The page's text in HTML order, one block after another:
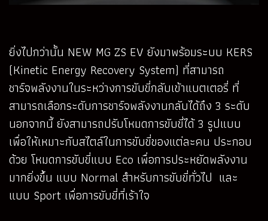
ยิ่งไปกว่านั้น NEW MG ZS EV ยังมาพร้อมระบบ KERS
(Kinetic Energy Recovery System) ที่สามารถ
ชาร์จพลังงานในระหว่างการขับขี่กลับเข้าแบตเตอรี่ ที่
สามารถเลือกระดับการชาร์จพลังงานกลับได้ถึง 3 ระดับ
นอกจากนี้ ยังสามารถปรับโหมดการขับขี่ได้ 3 รูปแบบ
เพื่อให้เหมาะกับสไตล์ในการขับขี่ของแต่ละคน ประกอบ
ด้วย โหมดการขับขี่แบบ Eco เพื่อการประหยัดพลังงาน
มากยิ่งขึ้น แบบ Normal สำหรับการขับขี่ทั่วไป และ
แบบ Sport เพื่อการขับขี่ที่เร้าใจ